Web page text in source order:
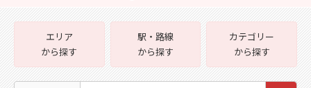
エリア
から探す
駅・路線
から探す
カテゴリー
から探す